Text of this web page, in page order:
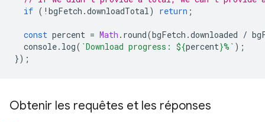
if ( ! bgFetch .downloadTotal) return ;
const percent = Math . round(bgFetch .downloaded /
console. log( `Download progress: ${percent}%` );
});
Obtenir les requêtes et les réponses